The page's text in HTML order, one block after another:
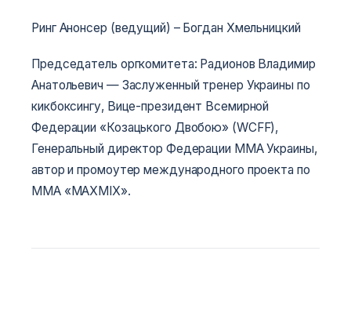
Ринг Анонсер (ведущий) – Богдан Хмельницкий
Председатель оргкомитета: Радионов Владимир
Анатольевич — Заслуженный тренер Украины по
кикбоксингу, Вице-президент Всемирной
Федерации «Козацького Двобою» (WCFF),
Генеральный директор Федерации ММА Украины,
автор и промоутер международного проекта по
ММА «MAXMIX».